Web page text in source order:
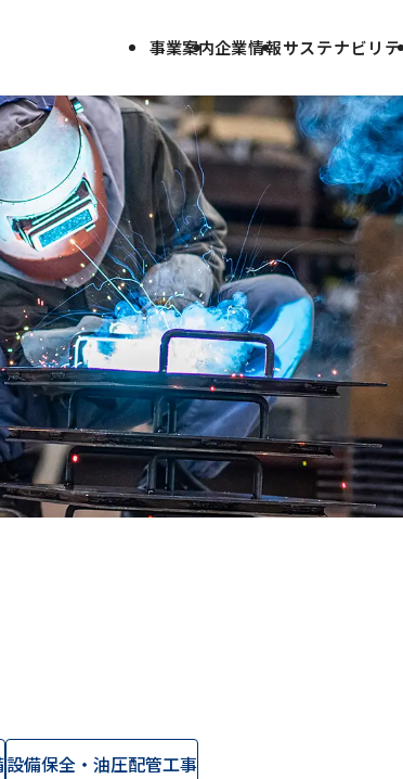
事業案内企業情報サステナビリテ
事
企業情報
代表挨拶／理念
会社概要／沿革
グループ会社
保有資格
工場設備
調達・協力会社
サステナビリティ
SDGsの取組み
各種方針
採用情報
採用トップ
宇部興機の仕事
働く環境
社員インタビュー
募集要項・エントリー
概要／沿革 グループ
設備 調達・協
の取組み 各種方針
興機の仕事 働く環境
要項・エントリー
設備保全・油圧配管工事